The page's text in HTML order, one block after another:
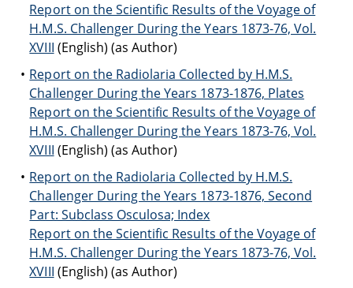
Report on the Scientific Results of the Voyage of
H.M.S. Challenger During the Years 1873-76, Vol.
XVIII (English) (as Author)
Report on the Radiolaria Collected by H.M.S.
Challenger During the Years 1873-1876, Plates
Report on the Scientific Results of the Voyage of
H.M.S. Challenger During the Years 1873-76, Vol.
XVIII (English) (as Author)
Report on the Radiolaria Collected by H.M.S.
Challenger During the Years 1873-1876, Second
Part: Subclass Osculosa; Index
Report on the Scientific Results of the Voyage of
H.M.S. Challenger During the Years 1873-76, Vol.
XVIII (English) (as Author)